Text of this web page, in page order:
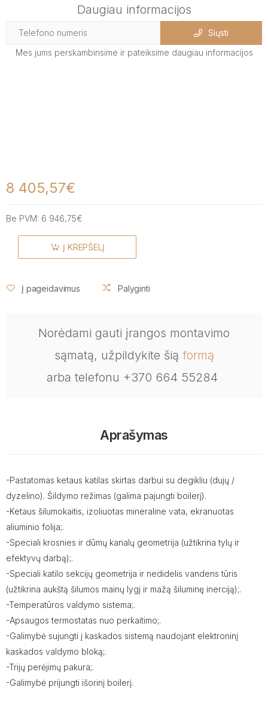
Daugiau informacijos
Siųsti
Mes jums perskambinsime ir pateiksime daugiau informacijos
8 405,57€
Be PVM: 6 946,75€
Į KREPŠELĮ
Į pageidavimus Palyginti
Norėdami gauti įrangos montavimo
sąmatą, užpildykite šią formą
arba telefonu +370 664 55284
Aprašymas
-Pastatomas ketaus katilas skirtas darbui su degikliu (dujų /
dyzelino). Šildymo režimas (galima pajungti boilerį).
-Ketaus šilumokaitis, izoliuotas mineraline vata, ekranuotas
aliuminio folija;.
-Speciali krosnies ir dūmų kanalų geometrija (užtikrina tylų ir
efektyvų darbą);.
-Speciali katilo sekcijų geometrija ir nedidelis vandens tūris
(užtikrina aukštą šilumos mainų lygį ir mažą šiluminę inerciją);.
-Temperatūros valdymo sistema;.
-Apsaugos termostatas nuo perkaitimo;.
-Galimybė sujungti į kaskados sistemą naudojant elektroninį
kaskados valdymo bloką;.
-Trijų perėjimų pakura;.
-Galimybė prijungti išorinį boilerį.